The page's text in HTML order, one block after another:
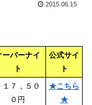
2015.06.15
ーバーナイ
ト
公式サイ
ト
１７，５０
０円
★こちら
★